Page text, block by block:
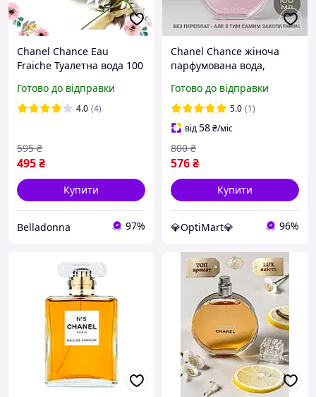
Chanel Chance Eau
Fraiche Туалетна вода 100
Фреш Зелений 100 мл
Зелені Фреш Зелений
Готово до відправки
4.0 (4)
495₴
595 ₴
Купити
Belladonna 97%
Chanel Chance жіноча
парфумована вода,
аромат парфумів Шанель
Шанс Тендер Парфум 100
мл
Готово до відправки
5.0 (1)
від58₴/міс
576₴
800 ₴
Купити
💎OptiMart💎 96%